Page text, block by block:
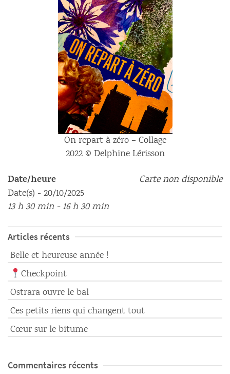
On repart à zéro – Collage
2022 © Delphine Lérisson
Carte non disponible
Date/heure
Date(s) - 20/10/2025
13 h 30 min - 16 h 30 min
Articles récents
Belle et heureuse année !
Checkpoint
Ostrara ouvre le bal
Ces petits riens qui changent tout
Cœur sur le bitume
Commentaires récents